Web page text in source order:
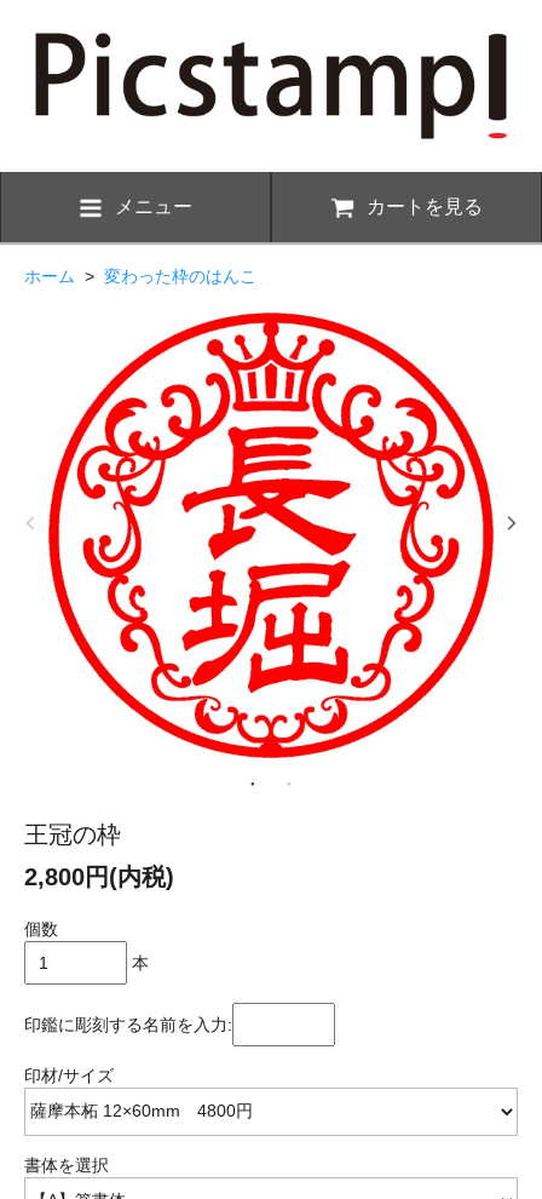
メニュー カートを見る
ホーム > 変わった枠のはんこ
王冠の枠
2,800円(内税)
個数
本
印鑑に彫刻する名前を入力:
印材/サイズ
書体を選択